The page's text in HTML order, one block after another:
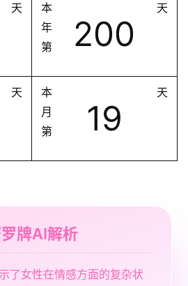
天
本
年
第
200
天
天
本
月
第
19
天
牌AI解析
了女性在情感方面的复杂状